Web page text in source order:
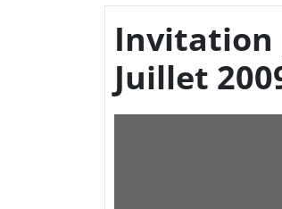
Invitation
Juillet